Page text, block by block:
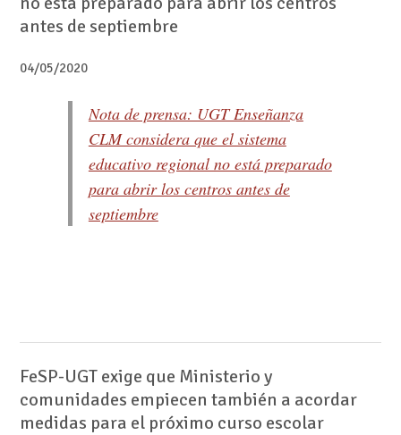
antes de septiembre
04/05/2020
Nota de prensa: UGT Enseñanza
CLM considera que el sistema
educativo regional no está preparado
para abrir los centros antes de
septiembre
FeSP-UGT exige que Ministerio y
comunidades empiecen también a acordar
medidas para el próximo curso escolar